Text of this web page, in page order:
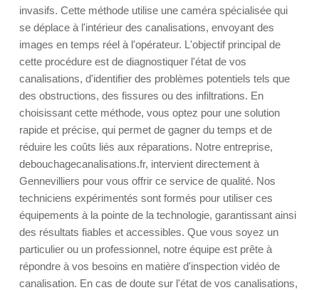
invasifs. Cette méthode utilise une caméra spécialisée qui
se déplace à l'intérieur des canalisations, envoyant des
images en temps réel à l'opérateur. L'objectif principal de
cette procédure est de diagnostiquer l'état de vos
canalisations, d'identifier des problèmes potentiels tels que
des obstructions, des fissures ou des infiltrations. En
choisissant cette méthode, vous optez pour une solution
rapide et précise, qui permet de gagner du temps et de
réduire les coûts liés aux réparations. Notre entreprise,
debouchagecanalisations.fr, intervient directement à
Gennevilliers pour vous offrir ce service de qualité. Nos
techniciens expérimentés sont formés pour utiliser ces
équipements à la pointe de la technologie, garantissant ainsi
des résultats fiables et accessibles. Que vous soyez un
particulier ou un professionnel, notre équipe est prête à
répondre à vos besoins en matière d'inspection vidéo de
canalisation. En cas de doute sur l'état de vos canalisations,